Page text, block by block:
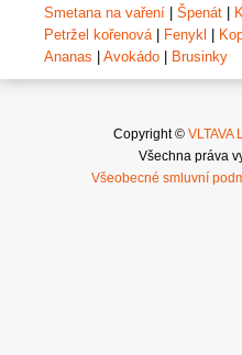
Smetana na vaření | Špenát |
Petržel kořenová | Fenykl |
Ananas | Avokádo | Brusinky
Copyright © VLTAVA
Všechna práva
Všeobecné smluvní